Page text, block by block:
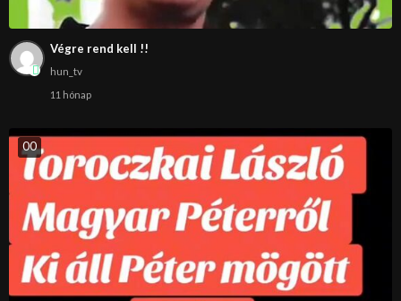
Végre rend kell !!
hun_tv
11 hónap
00